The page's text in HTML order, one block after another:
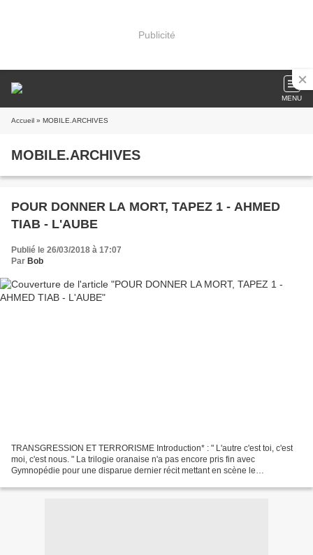
Publicité
MENU
Accueil » MOBILE.ARCHIVES
MOBILE.ARCHIVES
POUR DONNER LA MORT, TAPEZ 1 - AHMED
TIAB - L'AUBE
Publié le 26/03/2018 à 17:07
Par Bob
TRANSGRESSION ET TERRORISME Introduction* : " L'autre c'est toi, c'est
moi, c'est nous. " La trilogie oranaise n'a pas encore pris fin avec
Gymnopédie pour une disparue dernier récit mettant en scène le